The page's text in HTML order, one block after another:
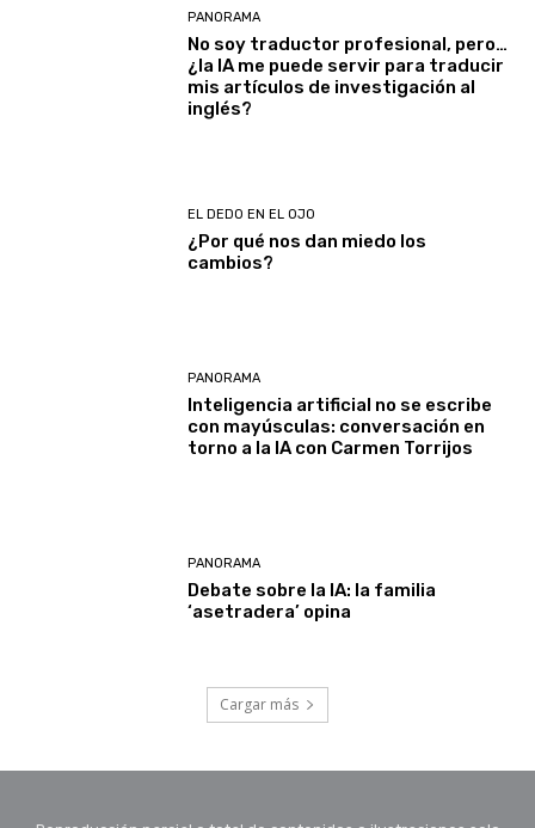
PANORAMA
No soy traductor profesional, pero…
¿la IA me puede servir para traducir
mis artículos de investigación al
inglés?
EL DEDO EN EL OJO
¿Por qué nos dan miedo los
cambios?
PANORAMA
Inteligencia artificial no se escribe
con mayúsculas: conversación en
torno a la IA con Carmen Torrijos
PANORAMA
Debate sobre la IA: la familia
‘asetradera’ opina
Cargar más